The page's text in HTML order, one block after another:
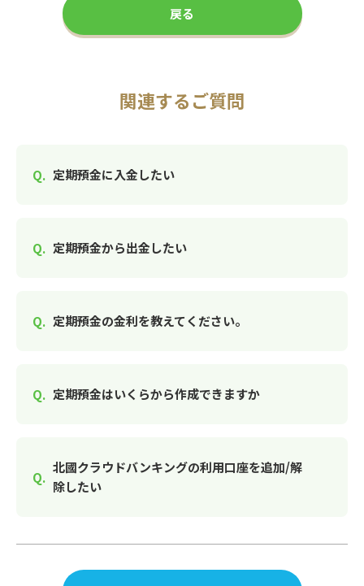
戻る
関連するご質問
定期預金に入金したい
定期預金から出金したい
定期預金の金利を教えてください。
定期預金はいくらから作成できますか
北國クラウドバンキングの利用口座を追加/解
除したい